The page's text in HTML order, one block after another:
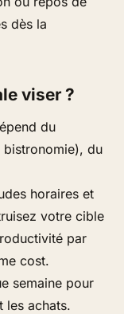
dès la
viser ?
du
bistronomie), du
horaires et
votre cible
par
cost.
semaine pour
les achats.